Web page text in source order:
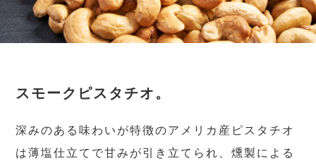
スモークピスタチオ。
深みのある味わいが特徴のアメリカ産ピスタチオ
は薄塩仕立てで甘みが引き立てられ、燻製による